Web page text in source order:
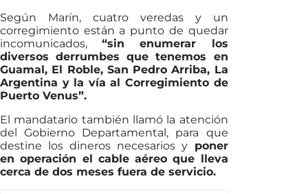
Según Marín, cuatro veredas y un
corregimiento están a punto de quedar
incomunicados,“sin enumerar los
diversos derrumbes que tenemos en
Guamal, El Roble, San Pedro Arriba, La
Argentina y la vía al Corregimiento de
Puerto Venus”.
El mandatario también llamó la atención
del Gobierno Departamental, para que
destine los dineros necesarios y poner
en operación el cable aéreo que lleva
cerca de dos meses fuera de servicio.